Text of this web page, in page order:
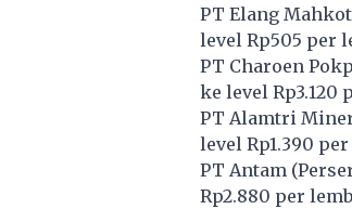
PT Elang
level Rp505 per
PT Charoen
ke level Rp3.120
PT Alamtri
level Rp1.390
PT Antam
Rp2.880 per